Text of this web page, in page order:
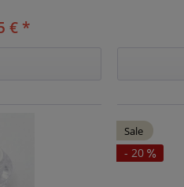
€ *
Sale
- 20